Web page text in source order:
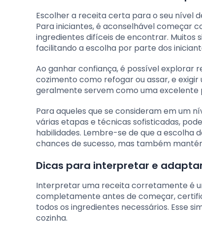
Escolher a receita certa para o seu nível
Para iniciantes, é aconselhável começar
ingredientes difíceis de encontrar. Muitos
facilitando a escolha por parte dos
Ao ganhar confiança, é possível explorar
cozimento como refogar ou assar, e
geralmente servem como uma excelente
Para aqueles que se consideram em um
várias etapas e técnicas sofisticadas,
habilidades. Lembre-se de que a escolha
chances de sucesso, mas também
Dicas para interpretar e
Interpretar uma receita corretamente é
completamente antes de começar,
todos os ingredientes necessários. Esse
cozinha.